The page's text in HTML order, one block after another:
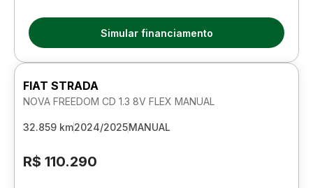
Simular financiamento
FIAT STRADA
NOVA FREEDOM CD 1.3 8V FLEX MANUAL
32.859 km2024/2025MANUAL
R$ 110.290